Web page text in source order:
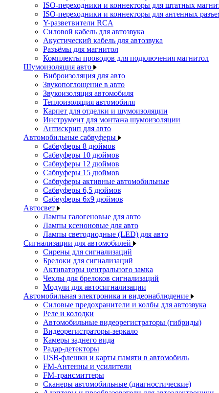
ISO-переходники и коннекторы для штатных
ISO-переходники и коннекторы для антенных
Y-разветвители RCA
Силовой кабель для автозвука
Акустический кабель для автозвука
Разъёмы для магнитол
Комплекты проводов для подключения магнитол
Шумоизоляция авто
Виброизоляция для авто
Звукопоглощение в авто
Звукоизоляция автомобиля
Теплоизоляция автомобиля
Карпет для отделки и шумоизоляции
Инструмент для монтажа шумоизоляции
Антискрип для авто
Автомобильные сабвуферы
Сабвуферы 8 дюймов
Сабвуферы 10 дюймов
Сабвуферы 12 дюймов
Сабвуферы 15 дюймов
Сабвуферы активные автомобильные
Сабвуферы 6,5 дюймов
Сабвуферы 6x9 дюймов
Автосвет
Лампы галогеновые для авто
Лампы ксеноновые для авто
Лампы светодиодные (LED) для авто
Сигнализации для автомобилей
Сирены для сигнализаций
Брелоки для сигнализаций
Активаторы центрального замка
Чехлы для брелоков сигнализаций
Модули для автосигнализации
Автомобильная электроника и видеонаблюдение
Силовые предохранители и колбы для автозвука
Реле и колодки
Автомобильные видеорегистраторы (гибриды)
Видеорегистраторы-зеркало
Камеры заднего вида
Радар-детекторы
USB-флешки и карты памяти в автомобиль
FM-Антенны и усилители
FM-трансмиттеры
Сканеры автомобильные (диагностические)